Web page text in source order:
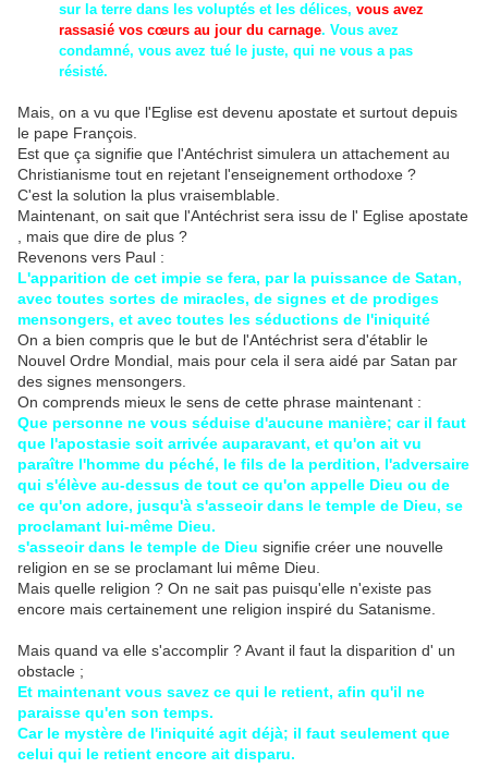
sur la terre dans les voluptés et les délices, vous avez
rassasié vos cœurs au jour du carnage. Vous avez
condamné, vous avez tué le juste, qui ne vous a pas
résisté.
Mais, on a vu que l'Eglise est devenu apostate et surtout depuis
le pape François.
Est que ça signifie que l'Antéchrist simulera un attachement au
Christianisme tout en rejetant l'enseignement orthodoxe ?
C'est la solution la plus vraisemblable.
Maintenant, on sait que l'Antéchrist sera issu de l' Eglise apostate
, mais que dire de plus ?
Revenons vers Paul :
L'apparition de cet impie se fera, par la puissance de Satan,
avec toutes sortes de miracles, de signes et de prodiges
mensongers, et avec toutes les séductions de l'iniquité
On a bien compris que le but de l'Antéchrist sera d'établir le
Nouvel Ordre Mondial, mais pour cela il sera aidé par Satan par
des signes mensongers.
On comprends mieux le sens de cette phrase maintenant :
Que personne ne vous séduise d'aucune manière; car il faut
que l'apostasie soit arrivée auparavant, et qu'on ait vu
paraître l'homme du péché, le fils de la perdition, l'adversaire
qui s'élève au-dessus de tout ce qu'on appelle Dieu ou de
ce qu'on adore, jusqu'à s'asseoir dans le temple de Dieu, se
proclamant lui-même Dieu.
s'asseoir dans le temple de Dieu signifie créer une nouvelle
religion en se se proclamant lui même Dieu.
Mais quelle religion ? On ne sait pas puisqu'elle n'existe pas
encore mais certainement une religion inspiré du Satanisme.
Mais quand va elle s'accomplir ? Avant il faut la disparition d' un
obstacle ;
Et maintenant vous savez ce qui le retient, afin qu'il ne
paraisse qu'en son temps.
Car le mystère de l'iniquité agit déjà; il faut seulement que
celui qui le retient encore ait disparu.